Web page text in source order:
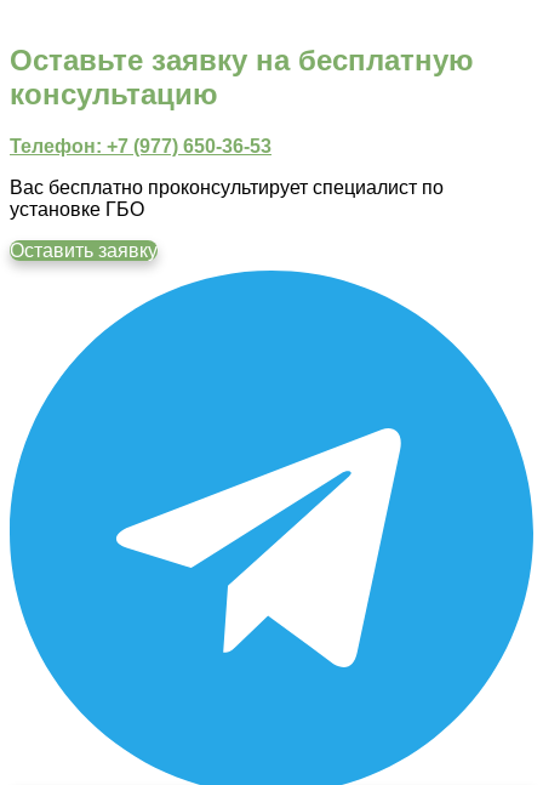
Оставьте заявку на бесплатную
консультацию
Телефон: +7 (977) 650-36-53
Вас бесплатно проконсультирует специалист по
установке ГБО
Оставить заявку